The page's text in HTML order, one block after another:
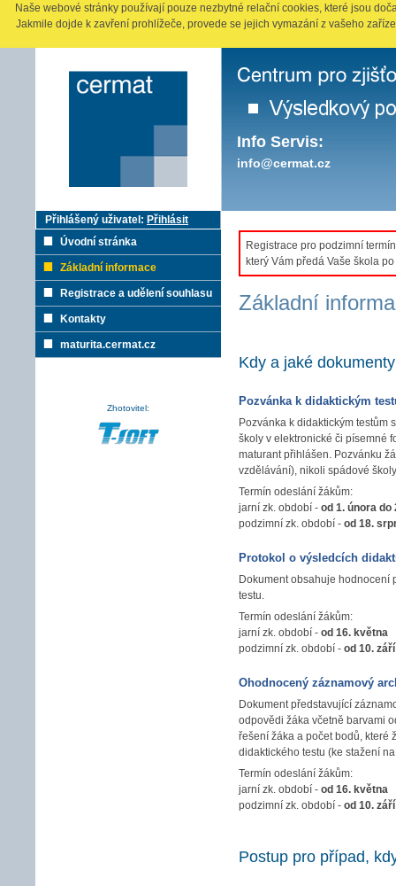
Naše webové stránky používají pouze nezbytné relační cookies, které jsou
Jakmile dojde k zavření prohlížeče, provede se jejich vymazání z vašeho
Info Servis:
info@cermat.cz
Přihlášený uživatel: Přihlásit
Úvodní stránka
Základní informace
Registrace a udělení souhlasu
Kontakty
maturita.cermat.cz
Zhotovitel:
Registrace pro podzimní
který Vám předá Vaše škola
Základní
Kdy a jaké
Pozvánka k didaktickým
Pozvánka k didaktickým testům
školy v elektronické či písemné
maturant přihlášen. Pozvánku
vzdělávání), nikoli spádové
Termín odeslání žákům:
jarní zk. období - od 1. února do
podzimní zk. období - od 18.
Protokol o výsledcích
Dokument obsahuje hodnocení
testu.
Termín odeslání žákům:
jarní zk. období - od 16. května
podzimní zk. období - od 10. září
Ohodnocený záznamový
Dokument představující
odpovědi žáka včetně barvami
řešení žáka a počet bodů, které
didaktického testu (ke stažení
Termín odeslání žákům:
jarní zk. období - od 16. května
podzimní zk. období - od 10. září
Postup pro případ,